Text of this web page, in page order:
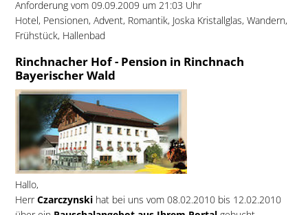
Anforderung vom 09.09.2009 um 21:03 Uhr
Hotel, Pensionen, Advent, Romantik, Joska Kristallglas, Wandern,
Frühstück, Hallenbad
Rinchnacher Hof - Pension in Rinchnach
Bayerischer Wald
Hallo,
HerrCzarczynski hat bei uns vom 08.02.2010 bis 12.02.2010